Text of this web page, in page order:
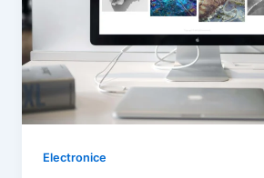
Electronice